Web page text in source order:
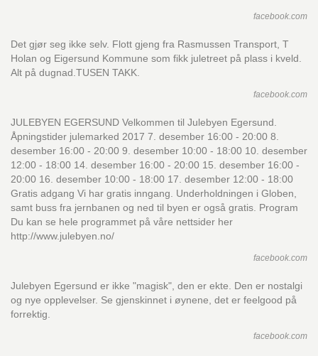
facebook.com
Det gjør seg ikke selv. Flott gjeng fra Rasmussen Transport, T
Holan og Eigersund Kommune som fikk juletreet på plass i kveld.
Alt på dugnad.TUSEN TAKK.
facebook.com
JULEBYEN EGERSUND Velkommen til Julebyen Egersund.
Åpningstider julemarked 2017 7. desember 16:00 - 20:00 8.
desember 16:00 - 20:00 9. desember 10:00 - 18:00 10. desember
12:00 - 18:00 14. desember 16:00 - 20:00 15. desember 16:00 -
20:00 16. desember 10:00 - 18:00 17. desember 12:00 - 18:00
Gratis adgang Vi har gratis inngang. Underholdningen i Globen,
samt buss fra jernbanen og ned til byen er også gratis. Program
Du kan se hele programmet på våre nettsider her
http://www.julebyen.no/
facebook.com
Julebyen Egersund er ikke "magisk", den er ekte. Den er nostalgi
og nye opplevelser. Se gjenskinnet i øynene, det er feelgood på
forrektig.
facebook.com